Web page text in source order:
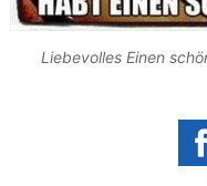
Liebevolles Einen